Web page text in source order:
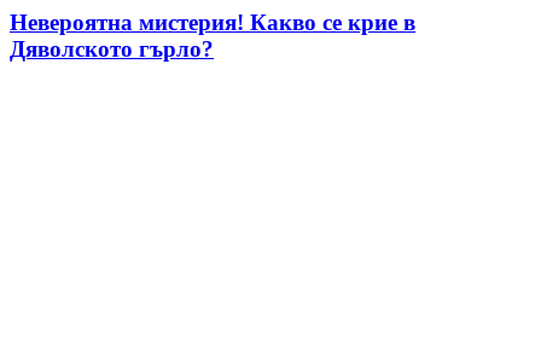
Невероятна мистерия! Какво се крие в
Дяволското гърло?